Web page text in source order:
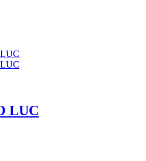
LUC